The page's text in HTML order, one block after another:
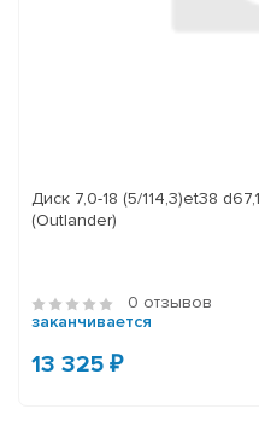
Диск 7,0-18 (5/114,3)et38
(Outlander)
0 отзывов
заканчивается
13 325 ₽